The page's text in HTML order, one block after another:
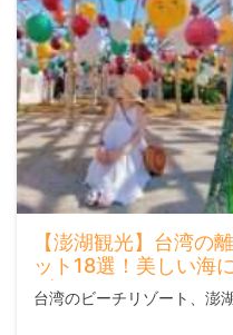
【澎湖観光】台湾の
ット18選！美しい海
ゾートへ
台湾のビーチリゾート、澎